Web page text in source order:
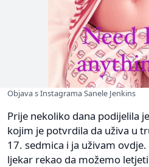
Objava s Instagrama Sanele Jenkins
Prije nekoliko dana podijelila
kojim je potvrdila da uživa u
17. sedmica i ja uživam
ljekar rekao da možemo